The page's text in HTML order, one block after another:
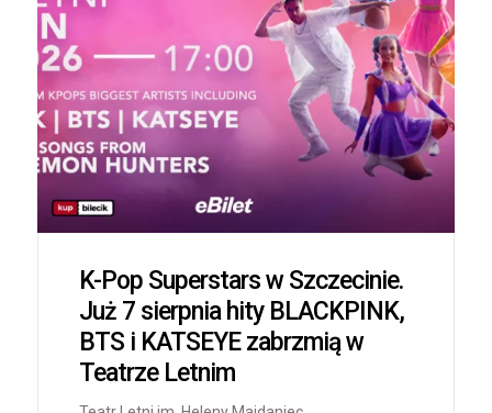
K-Pop Superstars w Szczecinie.
Już 7 sierpnia hity BLACKPINK,
BTS i KATSEYE zabrzmią w
Teatrze Letnim